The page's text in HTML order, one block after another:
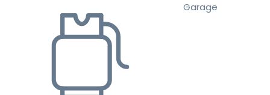
Garage